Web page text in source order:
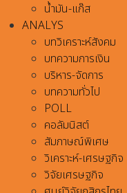
น้ำมัน-แก๊ส
ANALYS
บทวิเคราะห์สังคม
บทความการเงิน
บริหาร-จัดการ
บทความทั่วไป
POLL
คอลัมนิสต์
สัมภาษณ์พิเศษ
วิเคราะห์-เศรษฐกิจ
วิจัยเศรษฐกิจ